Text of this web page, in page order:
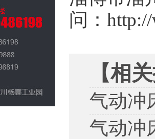
问：
【相
气动冲
气动冲